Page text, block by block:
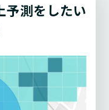
予測をしたい